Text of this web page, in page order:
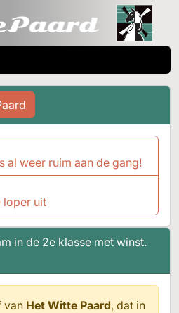
in de 2e klasse met winst.
van Het Witte Paard, dat in
al weer ruim aan de gang!
loper uit